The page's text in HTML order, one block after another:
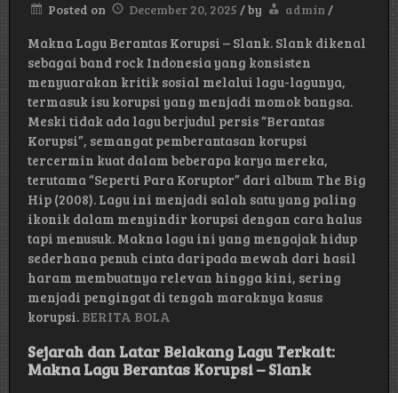
Posted on December 20, 2025 /by admin /
Makna Lagu Berantas Korupsi – Slank. Slank dikenal
sebagai band rock Indonesia yang konsisten
menyuarakan kritik sosial melalui lagu-lagunya,
termasuk isu korupsi yang menjadi momok bangsa.
Meski tidak ada lagu berjudul persis “Berantas
Korupsi”, semangat pemberantasan korupsi
tercermin kuat dalam beberapa karya mereka,
terutama “Seperti Para Koruptor” dari album The Big
Hip (2008). Lagu ini menjadi salah satu yang paling
ikonik dalam menyindir korupsi dengan cara halus
tapi menusuk. Makna lagu ini yang mengajak hidup
sederhana penuh cinta daripada mewah dari hasil
haram membuatnya relevan hingga kini, sering
menjadi pengingat di tengah maraknya kasus
korupsi. BERITA BOLA
Sejarah dan Latar Belakang Lagu Terkait:
Makna Lagu Berantas Korupsi – Slank